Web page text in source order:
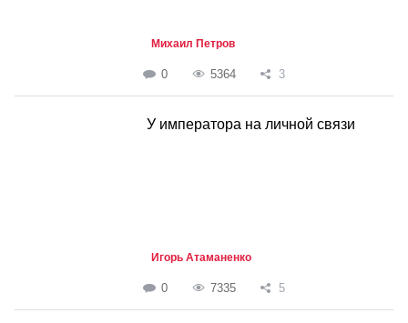
Михаил Петров
0 5364 3
У императора на личной связи
Игорь Атаманенко
0 7335 5